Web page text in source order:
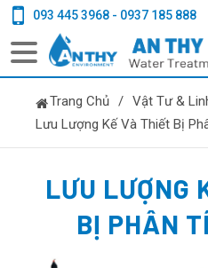
093 445 3968 - 0937 185 888
Trang Chủ / Vật Tư &
Lưu Lượng Kế Và Thiết Bị
LƯU LƯỢNG
BỊ PHÂN